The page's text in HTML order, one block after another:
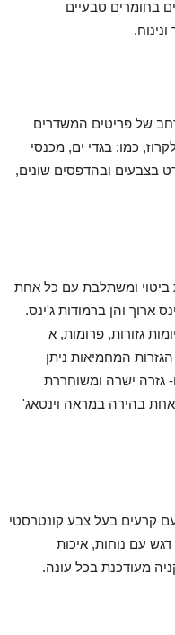
בחומרים טבעיים
רחב של פריטים המשדרים
כמו: בגדי ים, מכנסי
בצבעים ובהדפסים שונים,
ביטוי ומשתלבת עם כל אחת
ארוך והן ברמודות ג'ינס.
גזורות, פרומות, א
המחמיאות ניתן
גזרה ישרה ומשוחררת
בהירה במראה וינטאג'
קרעים בעל צבע קונטרסטי
עם נוחות, איכות
מעודכנת בכל עונה.